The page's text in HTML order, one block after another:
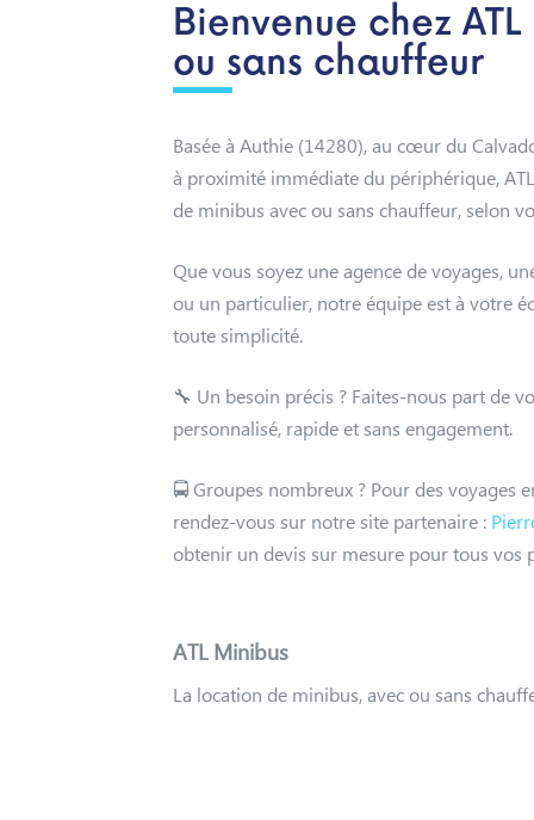
Bienvenue chez
ou sans chauffeur
Basée à Authie (14280), au cœur du
à proximité immédiate du périphérique,
de minibus avec ou sans chauffeur, selon
Que vous soyez une agence de voyages,
ou un particulier, notre équipe est à votre
toute simplicité.
🔧 Un besoin précis ? Faites-nous part de
personnalisé, rapide et sans engagement.
🚍 Groupes nombreux ? Pour des voyages
rendez-vous sur notre site partenaire :
obtenir un devis sur mesure pour tous vos
ATL Minibus
La location de minibus, avec ou sans